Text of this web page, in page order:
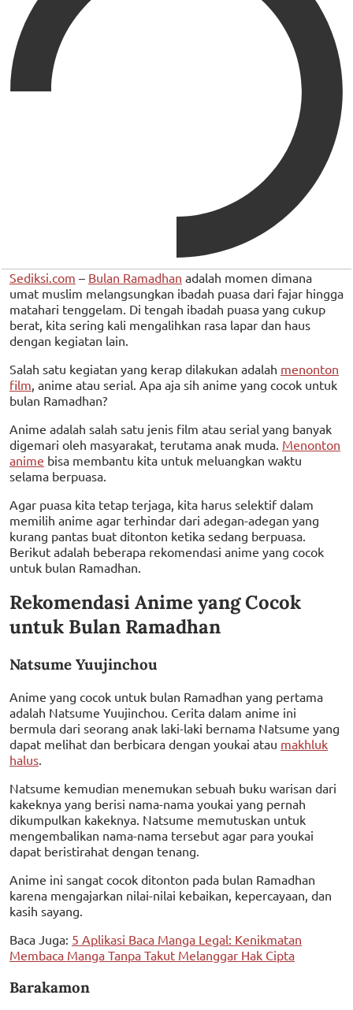
Sediksi.com – Bulan Ramadhan adalah momen dimana
umat muslim melangsungkan ibadah puasa dari fajar hingga
matahari tenggelam. Di tengah ibadah puasa yang cukup
berat, kita sering kali mengalihkan rasa lapar dan haus
dengan kegiatan lain.
Salah satu kegiatan yang kerap dilakukan adalah menonton
film , anime atau serial. Apa aja sih anime yang cocok untuk
bulan Ramadhan?
Anime adalah salah satu jenis film atau serial yang banyak
digemari oleh masyarakat, terutama anak muda. Menonton
anime bisa membantu kita untuk meluangkan waktu
selama berpuasa.
Agar puasa kita tetap terjaga, kita harus selektif dalam
memilih anime agar terhindar dari adegan-adegan yang
kurang pantas buat ditonton ketika sedang berpuasa.
Berikut adalah beberapa rekomendasi anime yang cocok
untuk bulan Ramadhan.
Rekomendasi Anime yang Cocok
untuk Bulan Ramadhan
Natsume Yuujinchou
Anime yang cocok untuk bulan Ramadhan yang pertama
adalah Natsume Yuujinchou. Cerita dalam anime ini
bermula dari seorang anak laki-laki bernama Natsume yang
dapat melihat dan berbicara dengan youkai atau makhluk
halus.
Natsume kemudian menemukan sebuah buku warisan dari
kakeknya yang berisi nama-nama youkai yang pernah
dikumpulkan kakeknya. Natsume memutuskan untuk
mengembalikan nama-nama tersebut agar para youkai
dapat beristirahat dengan tenang.
Anime ini sangat cocok ditonton pada bulan Ramadhan
karena mengajarkan nilai-nilai kebaikan, kepercayaan, dan
kasih sayang.
Baca Juga: 5 Aplikasi Baca Manga Legal: Kenikmatan
Membaca Manga Tanpa Takut Melanggar Hak Cipta
Barakamon